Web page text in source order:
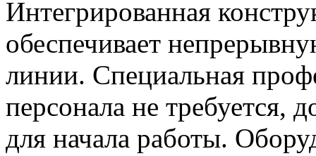
Интегрированная
обеспечивает
линии. Специальная
персонала не требуется,
для начала работы.